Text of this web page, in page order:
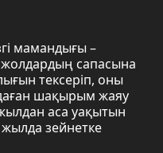
мамандығы –
сапасына
тексеріп, оны
шақырым жаяу
аса уақытын
жылда зейнетке